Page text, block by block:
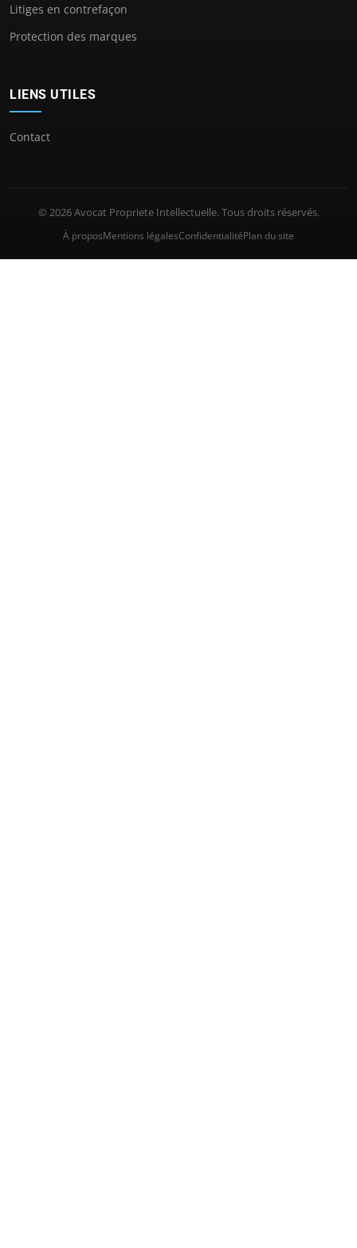
Litiges en contrefaçon
Protection des marques
LIENS UTILES
Contact
© 2026 Avocat Propriete Intellectuelle. Tous droits réservés.
À proposMentions légalesConfidentialitéPlan du site